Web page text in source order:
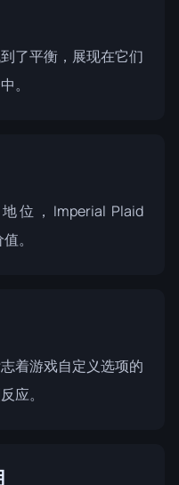
了平衡，展现在它们
。
位，Imperial Plaid
。
着游戏自定义选项的
应。